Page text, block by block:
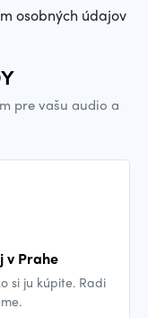
osobných údajov
pre vašu audio a
v Prahe
si ju kúpite. Radi